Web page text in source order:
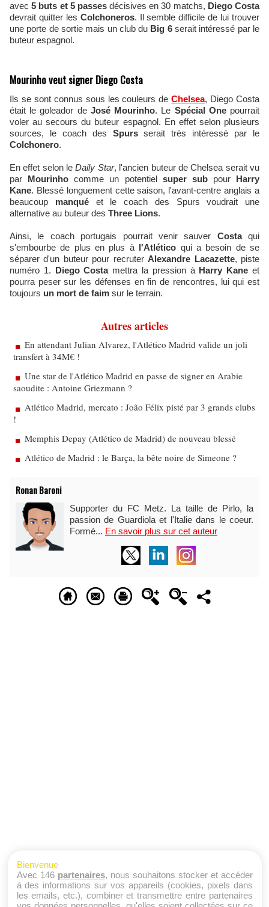
avec5 buts et 5 passesdécisives en 30 matchs, Diego Costa
devrait quitter les Colchoneros. Il semble difficile de lui trouver
une porte de sortie mais un club du Big 6serait intéressé par le
buteur espagnol.
Mourinho veut signer Diego Costa
Ils se sont connus sous les couleurs deChelsea, Diego Costa
était le goleador deJosé Mourinho. Le Spécial Onepourrait
voler au secours du buteur espagnol. En effet selon plusieurs
sources, le coach des Spursserait très intéressé par le
Colchonero.
En effet selon le Daily Star, l'ancien buteur de Chelsea serait vu
par Mourinho comme un potentiel super subpour Harry
Kane. Blessé longuement cette saison, l'avant-centre anglais a
beaucoup manquéet le coach des Spurs voudrait une
alternative au buteur des Three Lions.
Ainsi, le coach portugais pourrait venir sauver Costaqui
s'embourbe de plus en plus à l'Atlético qui a besoin de se
séparer d'un buteur pour recruterAlexandre Lacazette, piste
numéro 1. Diego Costamettra la pression à Harry Kaneet
pourra peser sur les défenses en fin de rencontres, lui qui est
toujours un mort de faim sur le terrain.
Autres articles
En attendant Julian Alvarez, l'Atlético Madrid valide un joli
transfert à 34M€ !
Une star de l'Atlético Madrid en passe de signer en Arabie
saoudite : Antoine Griezmann ?
Atlético Madrid, mercato : João Félix pisté par 3 grands clubs
!
Memphis Depay (Atlético de Madrid) de nouveau blessé
Atlético de Madrid : le Barça, la bête noire de Simeone ?
Ronan Baroni
Supporter du FC Metz. La taille de Pirlo, la
passion de Guardiola et l'Italie dans le coeur.
Formé... En savoir plus sur cet auteur
Bienvenue
Avec 146 partenaires, nous souhaitons stocker et accéder
à des informations sur vos appareils (cookies, pixels dans
les emails, etc.), combiner et transmettre entre partenaires